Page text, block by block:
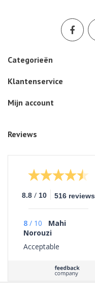
Categorieën
Klantenservice
Mijn account
Reviews
8.8 / 10 516 reviews
8 / 10
Mahi
Norouzi
Acceptable